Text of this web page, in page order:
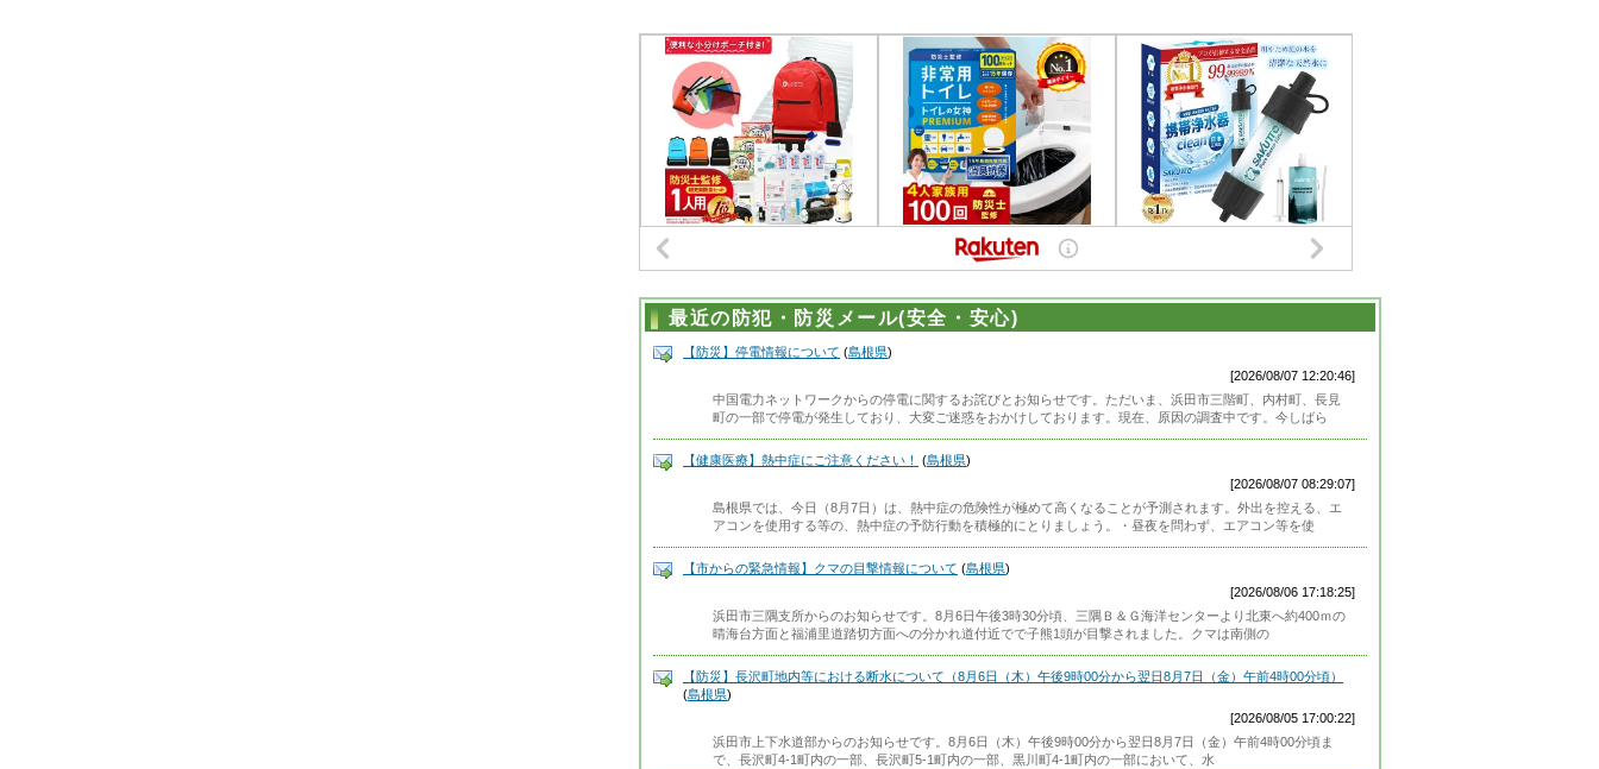
最近の防犯・防災メール(安全・安心)
【防災】停電情報について (島根県)
[2026/08/07 12:20:46]
中国電力ネットワークからの停電に関するお詫びとお知らせです。ただいま、浜田市三階町、内村町、長見
町の一部で停電が発生しており、大変ご迷惑をおかけしております。現在、原因の調査中です。今しばら
【健康医療】熱中症にご注意ください！ (島根県)
[2026/08/07 08:29:07]
島根県では、今日（8月7日）は、熱中症の危険性が極めて高くなることが予測されます。外出を控える、エ
アコンを使用する等の、熱中症の予防行動を積極的にとりましょう。・昼夜を問わず、エアコン等を使
【市からの緊急情報】クマの目撃情報について (島根県)
[2026/08/06 17:18:25]
浜田市三隅支所からのお知らせです。8月6日午後3時30分頃、三隅Ｂ＆Ｇ海洋センターより北東へ約400ｍの
晴海台方面と福浦里道踏切方面への分かれ道付近でで子熊1頭が目撃されました。クマは南側の
【防災】長沢町地内等における断水について（8月6日（木）午後9時00分から翌日8月7日（金）午前4時00分頃）
(島根県)
[2026/08/05 17:00:22]
浜田市上下水道部からのお知らせです。8月6日（木）午後9時00分から翌日8月7日（金）午前4時00分頃ま
で、長沢町4-1町内の一部、長沢町5-1町内の一部、黒川町4-1町内の一部において、水